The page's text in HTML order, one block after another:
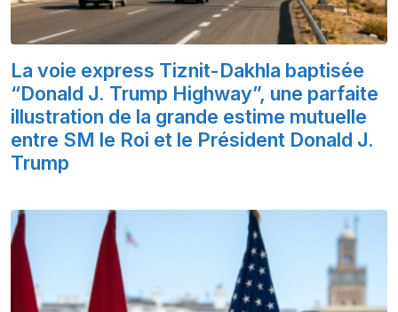
La voie express Tiznit-Dakhla baptisée
“Donald J. Trump Highway”, une parfaite
illustration de la grande estime mutuelle
entre SM le Roi et le Président Donald J.
Trump